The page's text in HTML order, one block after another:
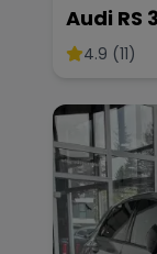
Audi RS
4.9 (11)